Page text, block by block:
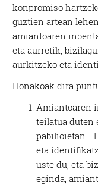
konpromiso
guztien artean
amiantoaren
eta aurretik,
aurkitzeko eta
Honakoak dira
Amiantoaren
teilatua duten
pabilioietan…
eta
uste du, eta
eginda,